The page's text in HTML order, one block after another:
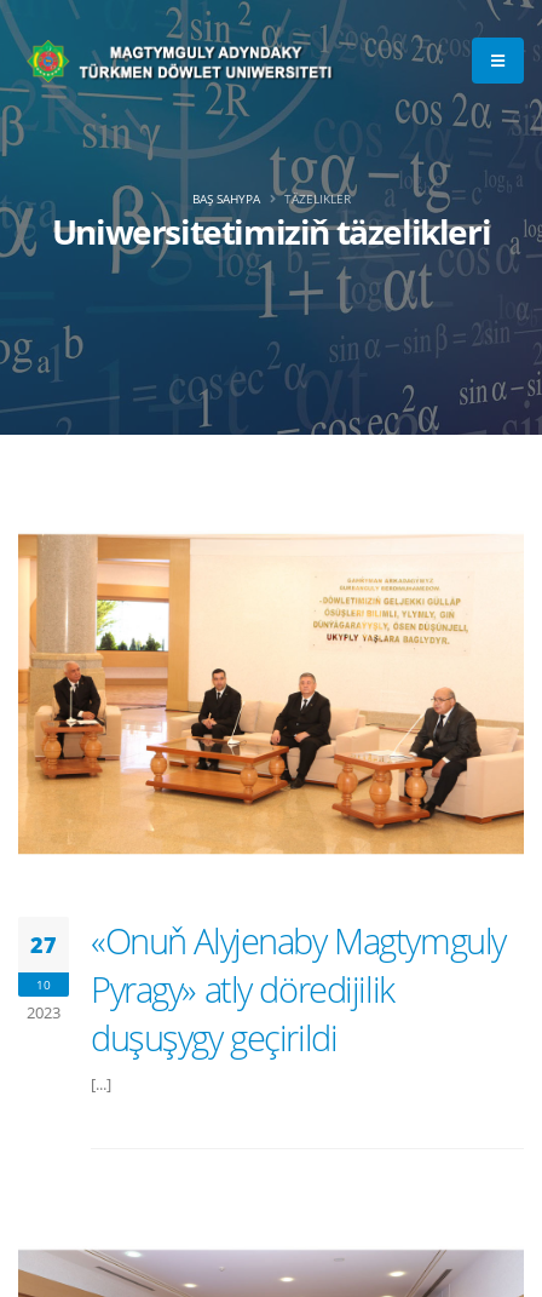
Uniwersitetimiziň täzelikleri
BAŞ SAHYPA TÄZELIKLER
27
10
2023
«Onuň Alyjenaby Magtymguly
Pyragy» atly döredijilik
duşuşygy geçirildi
[...]